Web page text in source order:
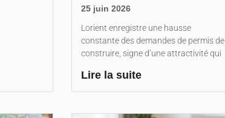
25 juin 2026
Lorient enregistre une hausse
constante des demandes de permis de
construire, signe d’une attractivité qui
Lire la suite